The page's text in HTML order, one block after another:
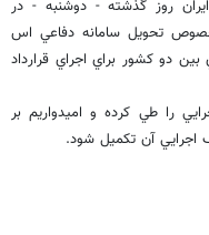
روز گذشته - دوشنبه - در
تحويل سامانه دفاعي اس
بين دو كشور براي اجراي قرارداد
را طي كرده و اميدواريم بر
اجرايي آن تكميل شود.